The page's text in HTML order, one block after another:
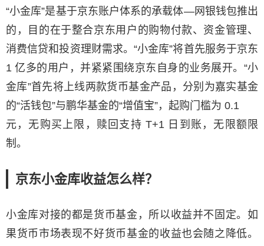
“小金库”是基于京东账户体系的承载体—网银钱包推出
的，目的在于整合京东用户的购物付款、资金管理、
消费信贷和投资理财需求。“小金库”将首先服务于京东
1 亿多的用户，并紧紧围绕京东自身的业务展开。“小
金库”首先将上线两款货币基金产品，分别为嘉实基金
的“活钱包”与鹏华基金的“增值宝”，起购门槛为 0.1
元，无购买上限，赎回支持 T+1 日到账，无限额限
制。
京东小金库收益怎么样？
小金库对接的都是货币基金，所以收益并不固定。如
果货币市场表现不好货币基金的收益也会随之降低。